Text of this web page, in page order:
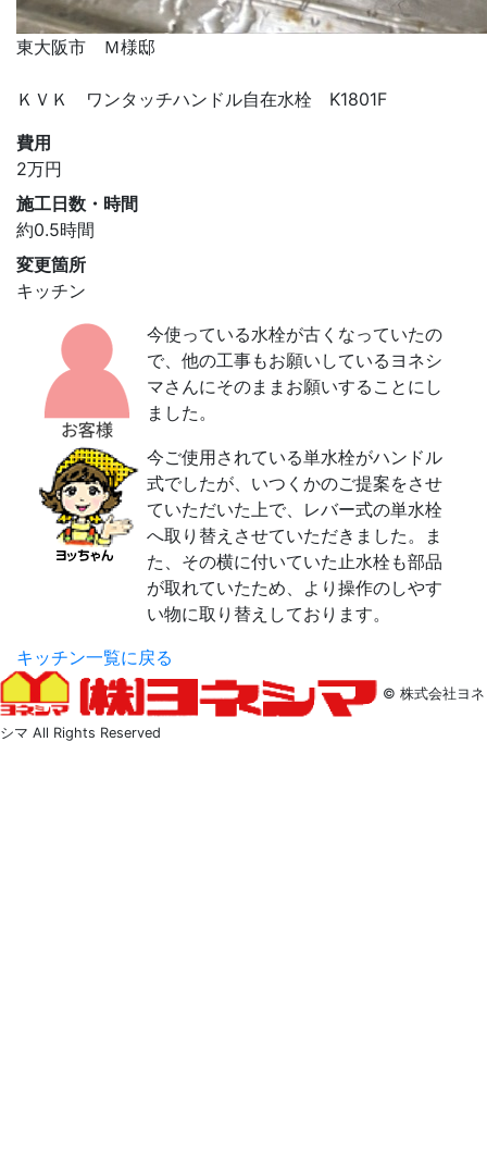
東大阪市 Ｍ様邸
ＫＶＫ ワンタッチハンドル自在水栓 K1801F
費用
2万円
施工日数・時間
約0.5時間
変更箇所
キッチン
今使っている水栓が古くなっていたの
で、他の工事もお願いしているヨネシ
マさんにそのままお願いすることにし
ました。
今ご使用されている単水栓がハンドル
式でしたが、いつくかのご提案をさせ
ていただいた上で、レバー式の単水栓
へ取り替えさせていただきました。ま
た、その横に付いていた止水栓も部品
が取れていたため、より操作のしやす
い物に取り替えしております。
キッチン一覧に戻る
© 株式会社ヨネ
シマ All Rights Reserved